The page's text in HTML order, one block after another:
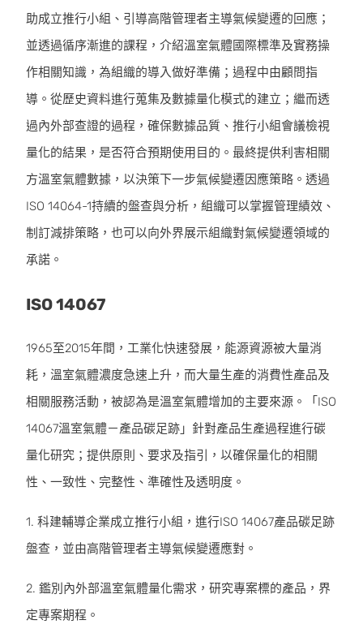
助成立推行小組、引導高階管理者主導氣候變遷的回應；
並透過循序漸進的課程，介紹溫室氣體國際標準及實務操
作相關知識，為組織的導入做好準備；過程中由顧問指
導。從歷史資料進行蒐集及數據量化模式的建立；繼而透
過內外部查證的過程，確保數據品質、推行小組會議檢視
量化的結果，是否符合預期使用目的。最終提供利害相關
方溫室氣體數據，以決策下一步氣候變遷因應策略。透過
ISO 14064-1持續的盤查與分析，組織可以掌握管理績效、
制訂減排策略，也可以向外界展示組織對氣候變遷領域的
承諾。
ISO 14067
1965至2015年間，工業化快速發展，能源資源被大量消
耗，溫室氣體濃度急速上升，而大量生產的消費性產品及
相關服務活動，被認為是溫室氣體增加的主要來源。「ISO
14067溫室氣體－產品碳足跡」針對產品生產過程進行碳
量化研究；提供原則、要求及指引，以確保量化的相關
性、一致性、完整性、準確性及透明度。
1. 科建輔導企業成立推行小組，進行ISO 14067產品碳足跡
盤查，並由高階管理者主導氣候變遷應對。
2. 鑑別內外部溫室氣體量化需求，研究專案標的產品，界
定專案期程。